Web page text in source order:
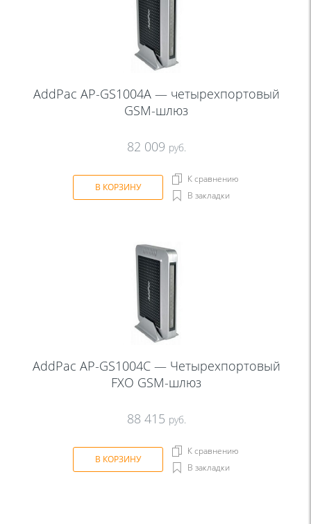
AddPac AP-GS1004A — четырехпортовый
GSM-шлюз
82 009 руб.
В КОРЗИНУ
К сравнению
В закладки
AddPac AP-GS1004C — Четырехпортовый
FXO GSM-шлюз
88 415 руб.
В КОРЗИНУ
К сравнению
В закладки